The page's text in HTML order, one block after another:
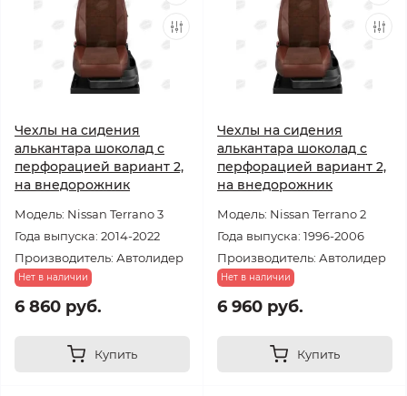
Чехлы на сидения
алькантара шоколад с
перфорацией вариант 2,
на внедорожник
Модель: Nissan Terrano 3
Года выпуска: 2014-2022
Производитель: Автолидер
Нет в наличии
6 860 руб.
Купить
Чехлы на сидения
алькантара шоколад с
перфорацией вариант 2,
на внедорожник
Модель: Nissan Terrano 2
Года выпуска: 1996-2006
Производитель: Автолидер
Нет в наличии
6 960 руб.
Купить